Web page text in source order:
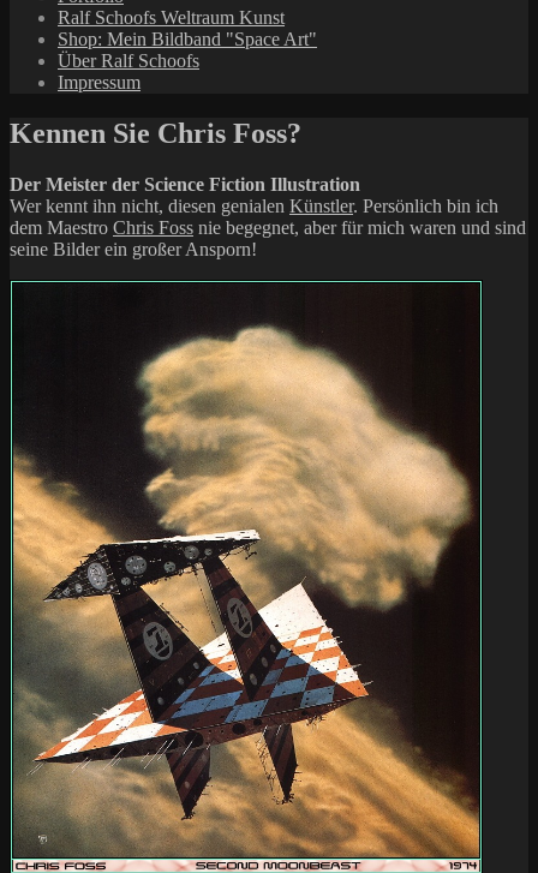
Ralf Schoofs Weltraum Kunst
Shop: Mein Bildband "Space Art"
Über Ralf Schoofs
Impressum
Kennen Sie Chris Foss?
Der Meister der Science Fiction Illustration
Wer kennt ihn nicht, diesen genialen Künstler. Persönlich bin ich
dem Maestro Chris Foss nie begegnet, aber für mich waren und sind
seine Bilder ein großer Ansporn!